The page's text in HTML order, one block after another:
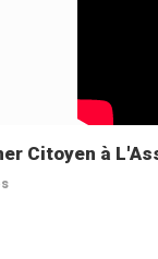
Citoyen à